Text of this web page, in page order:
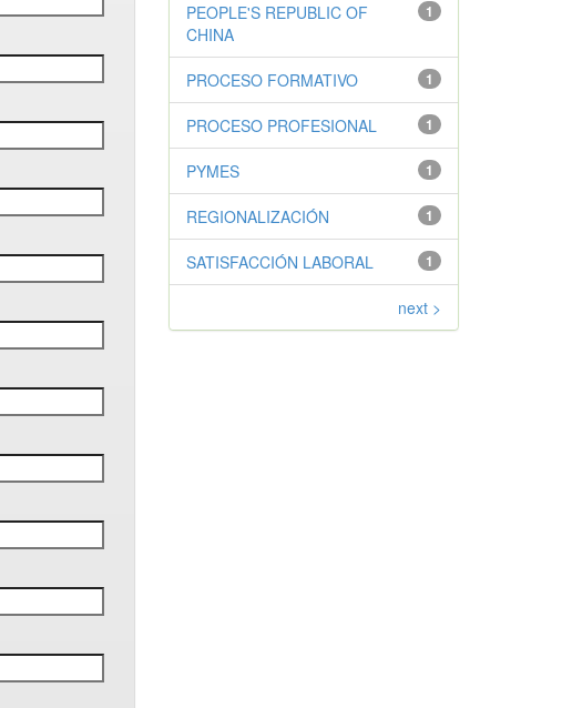
1
PEOPLE'S REPUBLIC OF
CHINA
1
PROCESO FORMATIVO
1
PROCESO PROFESIONAL
1
PYMES
1
REGIONALIZACIÓN
1
SATISFACCIÓN LABORAL
next >